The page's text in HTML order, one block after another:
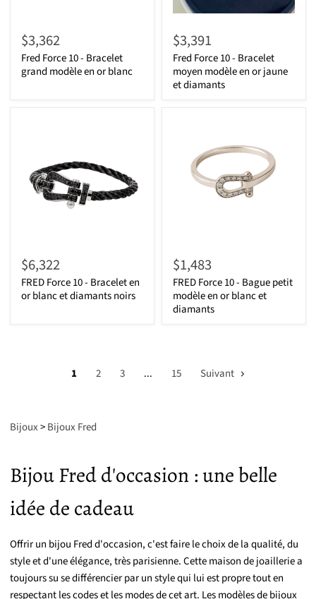
$3,362
Fred Force 10 - Bracelet
grand modèle en or blanc
$3,391
Fred Force 10 - Bracelet
moyen modèle en or jaune
et diamants
$6,322
FRED Force 10 - Bracelet en
or blanc et diamants noirs
$1,483
FRED Force 10 - Bague petit
modèle en or blanc et
diamants
1 2 3 ... 15 Suivant
Bijoux>Bijoux Fred
Bijou Fred d'occasion : une belle
idée de cadeau
Offrir un bijou Fred d'occasion, c'est faire le choix de la qualité, du
style et d'une élégance, très parisienne. Cette maison de joaillerie a
toujours su se différencier par un style qui lui est propre tout en
respectant les codes et les modes de cet art. Les modèles de bijoux